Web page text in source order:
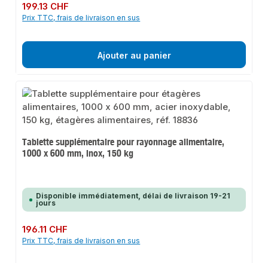
Prix régulier :
199.13 CHF
Prix TTC, frais de livraison en sus
Ajouter au panier
Tablette supplémentaire pour rayonnage alimentaire,
1000 x 600 mm, inox, 150 kg
Disponible immédiatement, délai de livraison 19-21
jours
Prix régulier :
196.11 CHF
Prix TTC, frais de livraison en sus